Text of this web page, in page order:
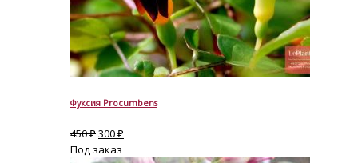
Фуксия Procumbens
450₽300₽
Под заказ